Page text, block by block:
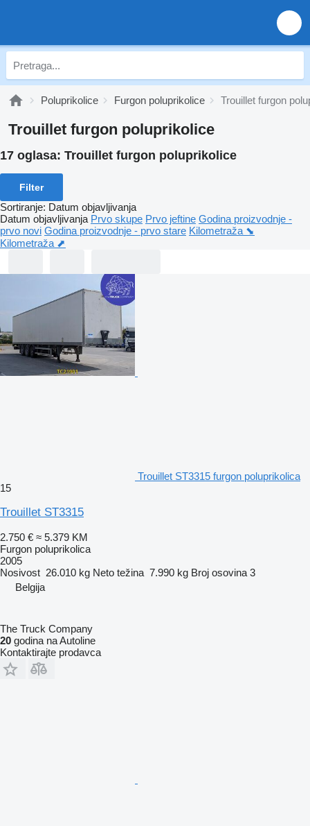
Poluprikolice Furgon poluprikolice Trouillet furgon
Trouillet furgon poluprikolice
17 oglasa: Trouillet furgon poluprikolice
Filter
Sortiranje: Datum objavljivanja
Datum objavljivanja Prvo skupe Prvo jeftine Godina proizvodnje -
prvo novi Godina proizvodnje - prvo stare Kilometraža ⬊
Kilometraža ⬈
Trouillet ST3315 furgon poluprikolica
15
Trouillet ST3315
2.750 € ≈ 5.379 KM
Furgon poluprikolica
2005
Nosivost 26.010 kg Neto težina 7.990 kg Broj osovina 3
Belgija
The Truck Company
20 godina na Autoline
Kontaktirajte prodavca